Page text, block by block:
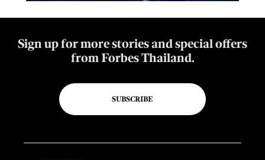
Sign up for more stories and special offers
from Forbes Thailand.
SUBSCRIBE